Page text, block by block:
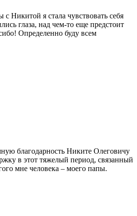
с Никитой я стала чувствовать себя
глаза, над чем-то еще предстоит
Определенно буду всем
благодарность Никите Олеговичу
в этот тяжелый период, связанный
мне человека – моего папы.